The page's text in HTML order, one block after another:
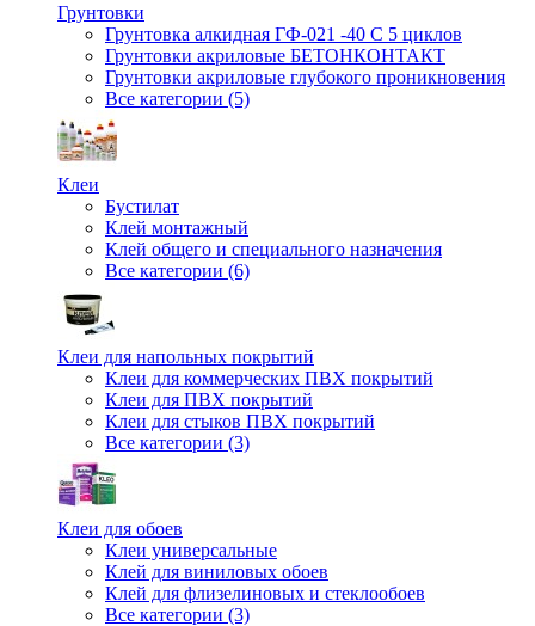
Грунтовки
Грунтовка алкидная ГФ-021 -40 С 5 циклов
Грунтовки акриловые БЕТОНКОНТАКТ
Грунтовки акриловые глубокого проникновения
Все категории (5)
Клеи
Бустилат
Клей монтажный
Клей общего и специального назначения
Все категории (6)
Клеи для напольных покрытий
Клеи для коммерческих ПВХ покрытий
Клеи для ПВХ покрытий
Клеи для стыков ПВХ покрытий
Все категории (3)
Клеи для обоев
Клеи универсальные
Клей для виниловых обоев
Клей для флизелиновых и стеклообоев
Все категории (3)